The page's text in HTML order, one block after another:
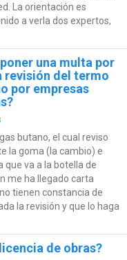
La orientación es
a verla dos expertos,
una multa por
revisión del termo
por empresas
butano, el cual reviso
la goma (la cambio) e
que va a la botella de
me ha llegado carta
tienen constancia de
la revisión y que lo haga
de obras?